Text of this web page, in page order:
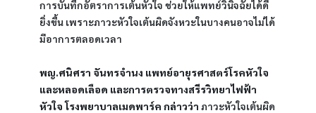
การบันทึกอัตราการเต้นหัวใจ ช่วยให้แพทย์วินิจฉัยได้ดี
ยิ่งขึ้น เพราะภาวะหัวใจเต้นผิดจังหวะในบางคนอาจไม่ได้
มีอาการตลอดเวลา
พญ.ศนิศรา จันทรจำนง แพทย์อายุรศาสตร์โรคหัวใจ
และหลอดเลือด และการตรวจทางสรีรวิทยาไฟฟ้า
หัวใจ โรงพยาบาลเมดพาร์ค กล่าวว่า ภาวะหัวใจเต้นผิด